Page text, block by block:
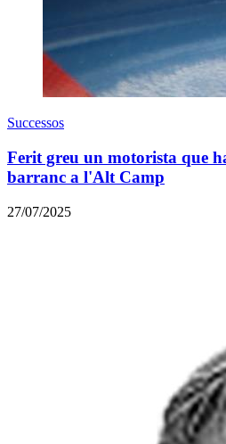
Successos
Ferit greu un motorista que
barranc a l'Alt Camp
27/07/2025